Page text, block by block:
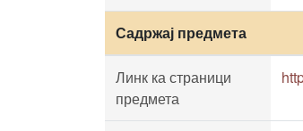
Садржај предмета
Линк ка страници
предмета